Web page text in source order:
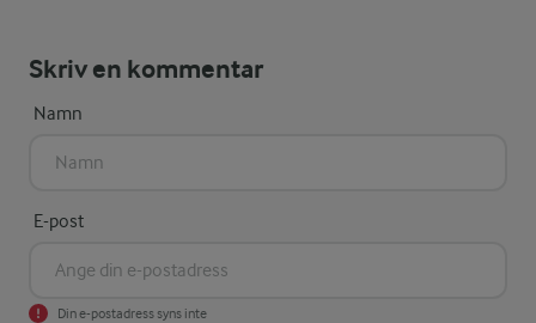
Skriv en kommentar
Namn
E-post
Din e-postadress syns inte